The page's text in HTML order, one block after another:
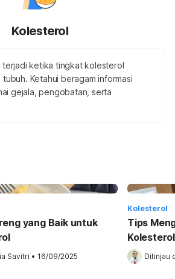
Kolesterol
ketika tingkat kolesterol
Ketahui beragam informasi
gejala, pengobatan, serta
yang Baik untuk
Savitri • 16/09/2025
Kolesterol
Tips
Ditinjau